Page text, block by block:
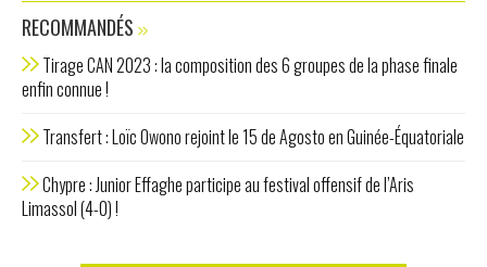
RECOMMANDÉS
Tirage CAN 2023 : la composition des 6 groupes de la phase finale
enfin connue !
Transfert : Loïc Owono rejoint le 15 de Agosto en Guinée-Équatoriale
Chypre : Junior Effaghe participe au festival offensif de l’Aris
Limassol (4-0) !